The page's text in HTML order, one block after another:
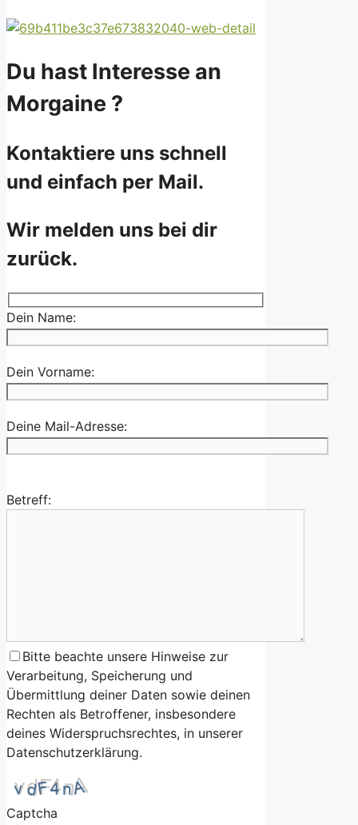
Du hast Interesse an
Morgaine ?
Kontaktiere uns schnell
und einfach per Mail.
Wir melden uns bei dir
zurück.
Dein Name:
Dein Vorname:
Deine Mail-Adresse:
Betreff:
Bitte beachte unsere Hinweise zur
Verarbeitung, Speicherung und
Übermittlung deiner Daten sowie deinen
Rechten als Betroffener, insbesondere
deines Widerspruchsrechtes, in unserer
Datenschutzerklärung.
Captcha